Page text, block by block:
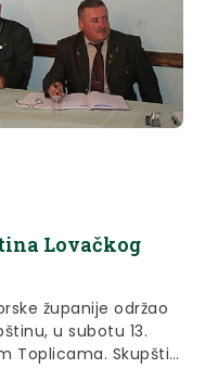
Lovačkog
županije održao
u subotu 13.
Toplicama. Skupštini